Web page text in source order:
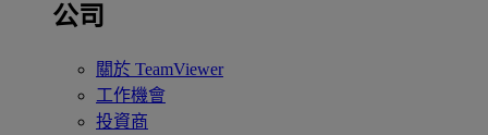
公司
關於 TeamViewer
工作機會
投資商